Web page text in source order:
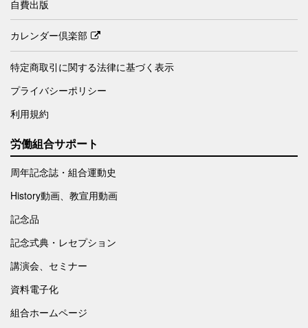
自費出版
カレンダー倶楽部
特定商取引に関する法律に基づく表示
プライバシーポリシー
利用規約
労働組合サポート
周年記念誌・組合運動史
History動画、教宣用動画
記念品
記念式典・レセプション
講演会、セミナー
資料電子化
組合ホームページ